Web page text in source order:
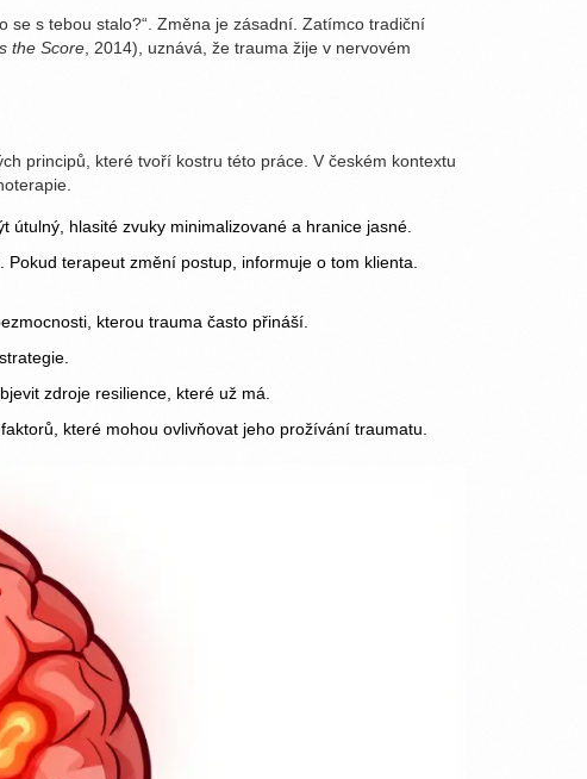
se s tebou stalo?“. Změna je zásadní. Zatímco tradiční
the Score, 2014), uznává, že trauma žije v nervovém
principů, které tvoří kostru této práce. V českém kontextu
hlasité zvuky minimalizované a hranice jasné.
terapeut změní postup, informuje o tom klienta.
kterou trauma často přináší.
zdroje resilience, které už má.
které mohou ovlivňovat jeho prožívání traumatu.